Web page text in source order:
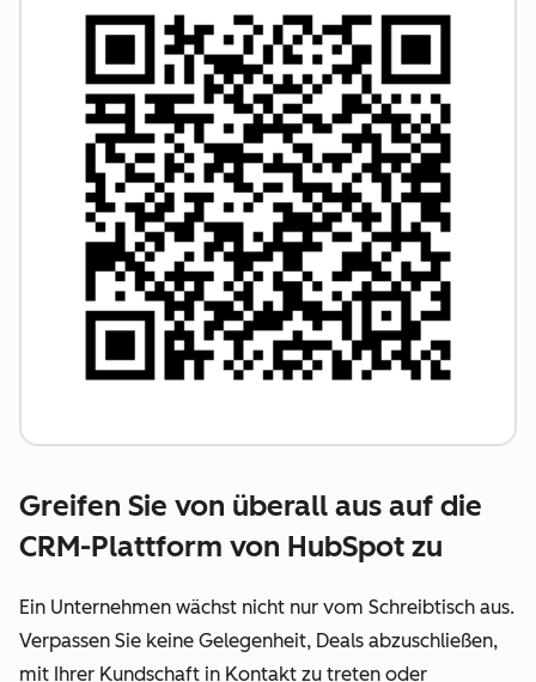
Greifen Sie von überall aus auf die
CRM-Plattform von HubSpot zu
Ein Unternehmen wächst nicht nur vom Schreibtisch aus.
Verpassen Sie keine Gelegenheit, Deals abzuschließen,
mit Ihrer Kundschaft in Kontakt zu treten oder